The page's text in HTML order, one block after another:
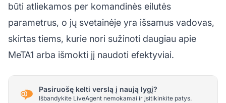
būti atliekamos per komandinės eilutės
parametrus, o jų svetainėje yra išsamus vadovas,
skirtas tiems, kurie nori sužinoti daugiau apie
MeTA1 arba išmokti jį naudoti efektyviai.
Pasiruošę kelti verslą į naują lygį?
Išbandykite LiveAgent nemokamai ir įsitikinkite patys.